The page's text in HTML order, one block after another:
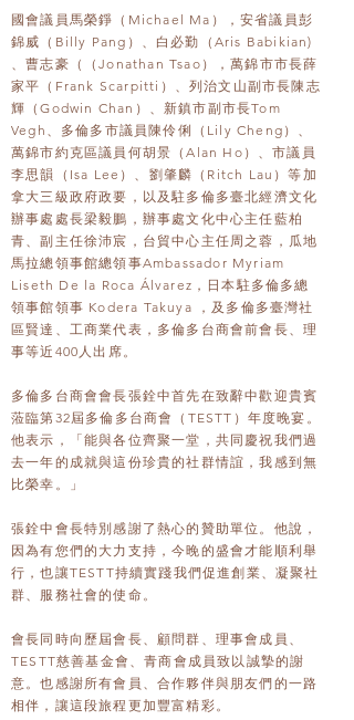
國會議員馬榮錚（Michael Ma），安省議員彭
錦威（Billy Pang）、白必勤（Aris Babikian)
、曹志豪（（Jonathan Tsao），萬錦市市長薛
家平（Frank Scarpitti）、列治文山副市長陳志
輝（Godwin Chan）、新鎮市副市長Tom
Vegh、多倫多市議員陳伶俐（Lily Cheng）、
萬錦市約克區議員何胡景（Alan Ho）、市議員
李思韻（Isa Lee）、劉肇麟（Ritch Lau）等加
拿大三級政府政要，以及駐多倫多臺北經濟文化
辦事處處長梁毅鵬，辦事處文化中心主任藍柏
青、副主任徐沛宸，台貿中心主任周之蓉，瓜地
馬拉總領事館總領事Ambassador Myriam
Liseth De la Roca Álvarez，日本駐多倫多總
領事館領事 Kodera Takuya ，及多倫多臺灣社
區賢達、工商業代表，多倫多台商會前會長、理
事等近400人出席。
多倫多台商會會長張銓中首先在致辭中歡迎貴賓
蒞臨第32屆多倫多台商會（TESTT）年度晚宴。
他表示，「能與各位齊聚一堂，共同慶祝我們過
去一年的成就與這份珍貴的社群情誼，我感到無
比榮幸。」
張銓中會長特別感謝了熱心的贊助單位。他說，
因為有您們的大力支持，今晚的盛會才能順利舉
行，也讓TESTT持續實踐我們促進創業、凝聚社
群、服務社會的使命。
會長同時向歷屆會長、顧問群、理事會成員、
TESTT慈善基金會、青商會成員致以誠摯的謝
意。也感謝所有會員、合作夥伴與朋友們的一路
相伴，讓這段旅程更加豐富精彩。